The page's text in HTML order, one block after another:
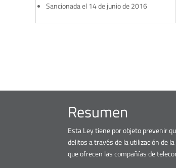
Sancionada el 14 de junio de 2016
Resumen
Esta Ley tiene por objeto prevenir
delitos a través de la utilización de
que ofrecen las compañías de